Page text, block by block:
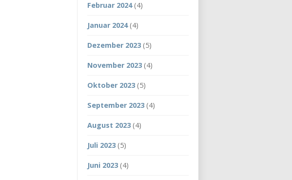
Februar 2024(4)
Januar 2024(4)
Dezember 2023 (5)
November 2023 (4)
Oktober 2023 (5)
September 2023 (4)
August 2023 (4)
Juli 2023 (5)
Juni 2023 (4)